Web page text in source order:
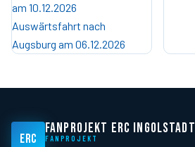
am 10.12.2026
Auswärtsfahrt nach
Augsburg am 06.12.2026
ERC
FANPROJEKT ERC INGOLSTADT
FANPROJEKT